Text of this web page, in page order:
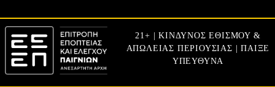
21+ | ΚΙΝΔΥΝΟΣ ΕΘΙΣΜΟΥ &
ΑΠΩΛΕΙΑΣ ΠΕΡΙΟΥΣΙΑΣ | ΠΑΙΞΕ
ΥΠΕΥΘΥΝΑ